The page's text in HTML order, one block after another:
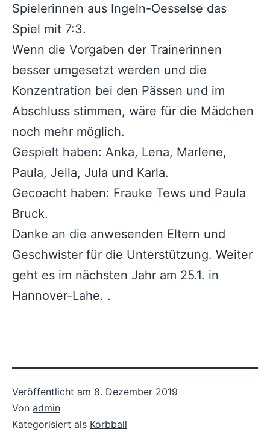
Spielerinnen aus Ingeln-Oesselse das
Spiel mit 7:3.
Wenn die Vorgaben der Trainerinnen
besser umgesetzt werden und die
Konzentration bei den Pässen und im
Abschluss stimmen, wäre für die Mädchen
noch mehr möglich.
Gespielt haben: Anka, Lena, Marlene,
Paula, Jella, Jula und Karla.
Gecoacht haben: Frauke Tews und Paula
Bruck.
Danke an die anwesenden Eltern und
Geschwister für die Unterstützung. Weiter
geht es im nächsten Jahr am 25.1. in
Hannover-Lahe. .
Veröffentlicht am 8. Dezember 2019
Von admin
Kategorisiert als Korbball